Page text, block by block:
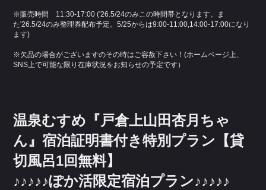
※販売時間 11:30-17:00 ('26.5/24のみこの時間帯となります。ま
た'26.5/24のみ整理券配布予定。5/25からは9:00-11:00,14:00-17:00になり
ます)
※欠品の場合がございますのその時はご容赦下さい！(ホームページ上、
SNS上で可能な限り在庫状況をお知らせの予定です）
温泉むすめ『戸倉上山田杏月ちゃ
ん』宿泊証明書付き特別プラン【貸
切風呂1回無料】
♪♪♪♪♪ぽか活限定宿泊プラン♪♪♪♪♪